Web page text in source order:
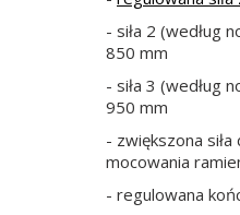
- siła 2 (według
850 mm
- siła 3 (według
950 mm
- zwiększona
mocowania
- regulowana